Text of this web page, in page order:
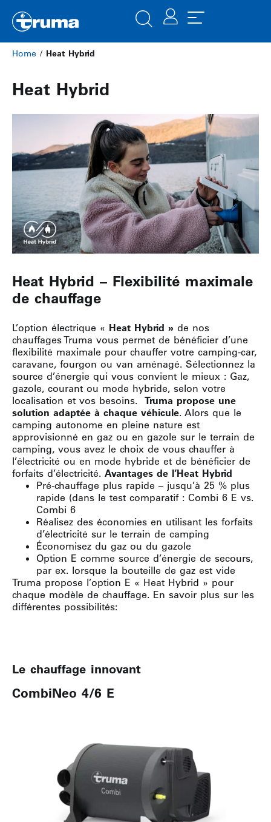
Home / Heat Hybrid
Heat Hybrid
Heat Hybrid – Flexibilité maximale
de chauffage
L’option électrique « Heat Hybrid » de nos
chauffages Truma vous permet de bénéficier d’une
flexibilité maximale pour chauffer votre camping-car,
caravane, fourgon ou van aménagé. Sélectionnez la
source d’énergie qui vous convient le mieux : Gaz,
gazole, courant ou mode hybride, selon votre
localisation et vos besoins. Truma propose une
solution adaptée à chaque véhicule. Alors que le
camping autonome en pleine nature est
approvisionné en gaz ou en gazole sur le terrain de
camping, vous avez le choix de vous chauffer à
l’électricité ou en mode hybride et de bénéficier de
forfaits d’électricité. Avantages de l’Heat Hybrid
Pré-chauffage plus rapide – jusqu’à 25 % plus
rapide (dans le test comparatif : Combi 6 E vs.
Combi 6
Réalisez des économies en utilisant les forfaits
d’électricité sur le terrain de camping
Économisez du gaz ou du gazole
Option E comme source d’énergie de secours,
par ex. lorsque la bouteille de gaz est vide
Truma propose l’option E « Heat Hybrid » pour
chaque modèle de chauffage. En savoir plus sur les
différentes possibilités:
Le chauffage innovant
CombiNeo 4/6 E